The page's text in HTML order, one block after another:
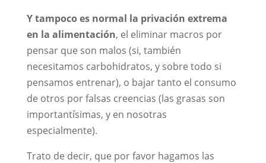
Y tampoco es normal la privación extrema
en la alimentación, el eliminar macros por
pensar que son malos (si, también
necesitamos carbohidratos, y sobre todo si
pensamos entrenar), o bajar tanto el consumo
de otros por falsas creencias (las grasas son
importantísimas, y en nosotras
especialmente).
Trato de decir, que por favor hagamos las